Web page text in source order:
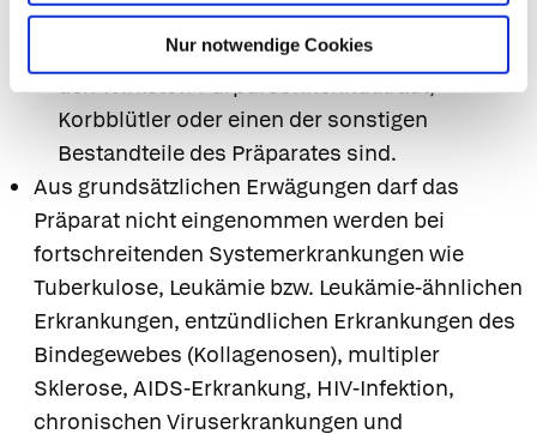
Nur notwendige Cookies
werden
wenn Sie überempfindlich (allergisch) gegen
den Wirkstoff Purpursonnenhutkraut,
Korbblütler oder einen der sonstigen
Bestandteile des Präparates sind.
Aus grundsätzlichen Erwägungen darf das
Präparat nicht eingenommen werden bei
fortschreitenden Systemerkrankungen wie
Tuberkulose, Leukämie bzw. Leukämie-ähnlichen
Erkrankungen, entzündlichen Erkrankungen des
Bindegewebes (Kollagenosen), multipler
Sklerose, AIDS-Erkrankung, HIV-Infektion,
chronischen Viruserkrankungen und